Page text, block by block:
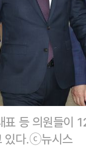
표 등 의원들이
있다.ⓒ뉴시스